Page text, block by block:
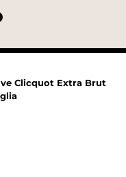
Clicquot Extra Brut